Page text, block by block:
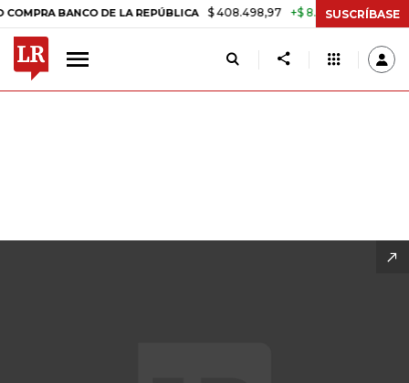
LA REPÚBLICA $ 408.498,97 +$ 8.753,81 +2,19% TASA DE
SUSCRÍBASE